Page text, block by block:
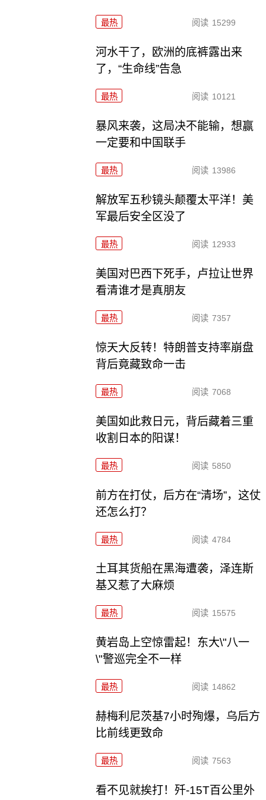
最热 阅读 15299
河水干了，欧洲的底裤露出来
了，“生命线”告急
最热 阅读 10121
暴风来袭，这局决不能输，想赢
一定要和中国联手
最热 阅读 13986
解放军五秒镜头颠覆太平洋！美
军最后安全区没了
最热 阅读 12933
美国对巴西下死手，卢拉让世界
看清谁才是真朋友
最热 阅读 7357
惊天大反转！特朗普支持率崩盘
背后竟藏致命一击
最热 阅读 7068
美国如此救日元，背后藏着三重
收割日本的阳谋！
最热 阅读 5850
前方在打仗，后方在“清场”，这仗
还怎么打？
最热 阅读 4784
土耳其货船在黑海遭袭，泽连斯
基又惹了大麻烦
最热 阅读 15575
黄岩岛上空惊雷起！东大\"八一
\"警巡完全不一样
最热 阅读 14862
赫梅利尼茨基7小时殉爆，乌后方
比前线更致命
最热 阅读 7563
看不见就挨打！歼-15T百公里外